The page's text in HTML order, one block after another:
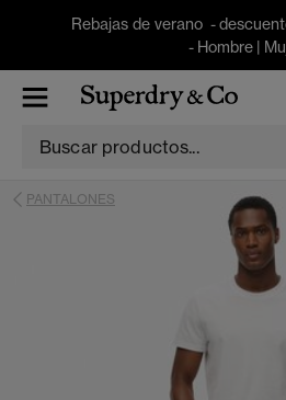
Rebajas de verano -
- Hombre|
PANTALONES